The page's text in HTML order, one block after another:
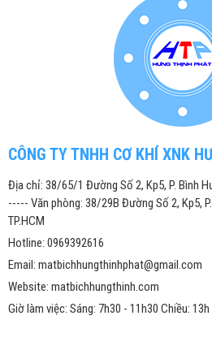
CÔNG TY TNHH CƠ KHÍ XNK
Địa chỉ: 38/65/1 Đường Số 2, Kp5, P. Bình
----- Văn phòng: 38/29B Đường Số 2, Kp5,
TP.HCM
Hotline: 0969392616
Email: matbichhungthinhphat@gmail.com
Website: matbichhungthinh.com
Giờ làm việc: Sáng: 7h30 - 11h30 Chiều: 13h